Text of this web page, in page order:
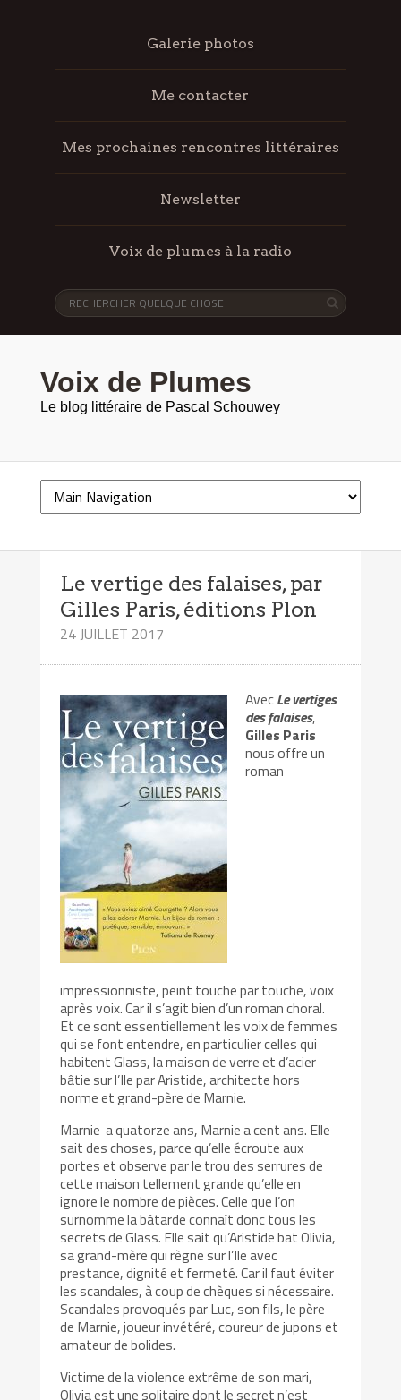
Galerie photos
Me contacter
Mes prochaines rencontres littéraires
Newsletter
Voix de plumes à la radio
Voix de Plumes
Le blog littéraire de Pascal Schouwey
Le vertige des falaises, par
Gilles Paris, éditions Plon
24 JUILLET 2017
AvecLe vertiges
des falaises,
Gilles Paris
nous offre un
roman
impressionniste, peint touche par touche, voix
après voix. Car il s’agit bien d’un roman choral.
Et ce sont essentiellement les voix de femmes
qui se font entendre, en particulier celles qui
habitent Glass, la maison de verre et d’acier
bâtie sur l’Ile par Aristide, architecte hors
norme et grand-père de Marnie.
Marnie a quatorze ans, Marnie a cent ans. Elle
sait des choses, parce qu’elle écroute aux
portes et observe par le trou des serrures de
cette maison tellement grande qu’elle en
ignore le nombre de pièces. Celle que l’on
surnomme la bâtarde connaît donc tous les
secrets de Glass. Elle sait qu’Aristide bat Olivia,
sa grand-mère qui règne sur l’Ile avec
prestance, dignité et fermeté. Car il faut éviter
les scandales, à coup de chèques si nécessaire.
Scandales provoqués par Luc, son fils, le père
de Marnie, joueur invétéré, coureur de jupons et
amateur de bolides.
Victime de la violence extrême de son mari,
Olivia est une solitaire dont le secret n’est